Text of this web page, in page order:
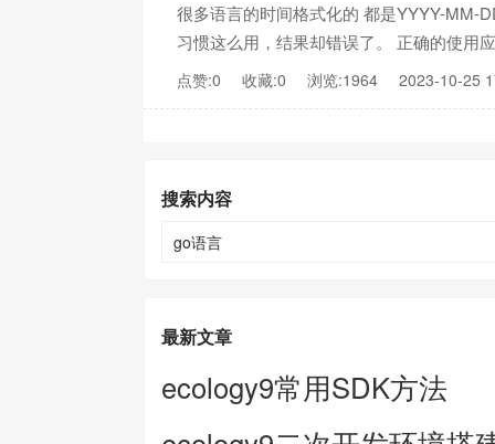
很多语言的时间格式化的 都是YYYY-MM-
习惯这么用，结果却错误了。 正确的使用
点赞:0 收藏:0 浏览:1964 2023-10-25
搜索内容
最新文章
ecology9常用SDK方法